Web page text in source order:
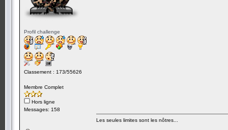
Profil challenge
Classement : 173/55626
Membre Complet
Hors ligne
Messages: 158
Les seules limites sont les nôtres...